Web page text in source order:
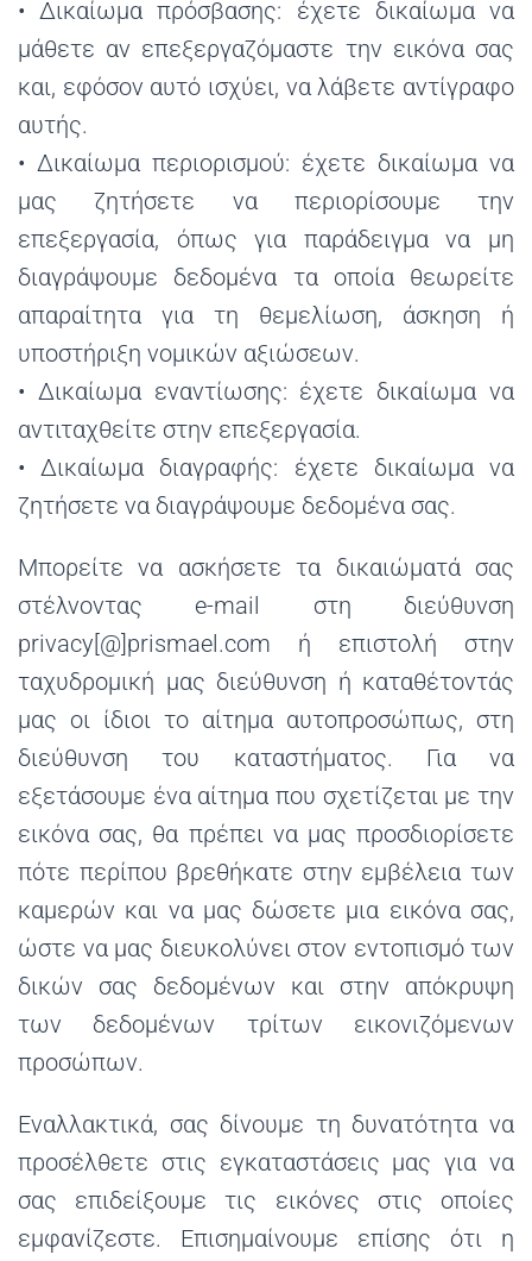
• Δικαίωμα πρόσβασης: έχετε δικαίωμα να
μάθετε αν επεξεργαζόμαστε την εικόνα σας
και, εφόσον αυτό ισχύει, να λάβετε αντίγραφο
αυτής.
• Δικαίωμα περιορισμού: έχετε δικαίωμα να
μας ζητήσετε να περιορίσουμε την
επεξεργασία, όπως για παράδειγμα να μη
διαγράψουμε δεδομένα τα οποία θεωρείτε
απαραίτητα για τη θεμελίωση, άσκηση ή
υποστήριξη νομικών αξιώσεων.
• Δικαίωμα εναντίωσης: έχετε δικαίωμα να
αντιταχθείτε στην επεξεργασία.
• Δικαίωμα διαγραφής: έχετε δικαίωμα να
ζητήσετε να διαγράψουμε δεδομένα σας.
Μπορείτε να ασκήσετε τα δικαιώματά σας
στέλνοντας e-mail στη διεύθυνση
privacy[@]prismael.com ή επιστολή στην
ταχυδρομική μας διεύθυνση ή καταθέτοντάς
μας οι ίδιοι το αίτημα αυτοπροσώπως, στη
διεύθυνση του καταστήματος. Για να
εξετάσουμε ένα αίτημα που σχετίζεται με την
εικόνα σας, θα πρέπει να μας προσδιορίσετε
πότε περίπου βρεθήκατε στην εμβέλεια των
καμερών και να μας δώσετε μια εικόνα σας,
ώστε να μας διευκολύνει στον εντοπισμό των
δικών σας δεδομένων και στην απόκρυψη
των δεδομένων τρίτων εικονιζόμενων
προσώπων.
Εναλλακτικά, σας δίνουμε τη δυνατότητα να
προσέλθετε στις εγκαταστάσεις μας για να
σας επιδείξουμε τις εικόνες στις οποίες
εμφανίζεστε. Επισημαίνουμε επίσης ότι η